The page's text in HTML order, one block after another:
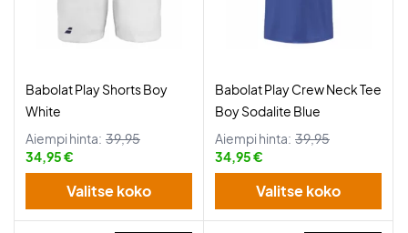
Babolat Play Shorts Boy
White
Aiempi hinta: 39,95
34,95 €
Valitse koko
Babolat Play Crew Neck Tee
Boy Sodalite Blue
Aiempi hinta: 39,95
34,95 €
Valitse koko